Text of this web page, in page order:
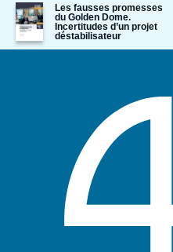
Image
de
couverture
de
Les fausses promesses
du Golden Dome.
Incertitudes d’un projet
déstabilisateur